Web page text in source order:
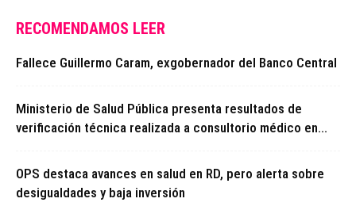
RECOMENDAMOS LEER
Fallece Guillermo Caram, exgobernador del Banco Central
Ministerio de Salud Pública presenta resultados de
verificación técnica realizada a consultorio médico en...
OPS destaca avances en salud en RD, pero alerta sobre
desigualdades y baja inversión